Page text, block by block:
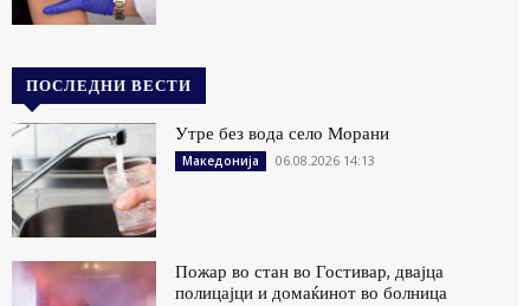
ПОСЛЕДНИ ВЕСТИ
Утре без вода село Морани
Македонија 06.08.2026 14:13
Пожар во стан во Гостивар, двајца
полицајци и домаќинот во болница